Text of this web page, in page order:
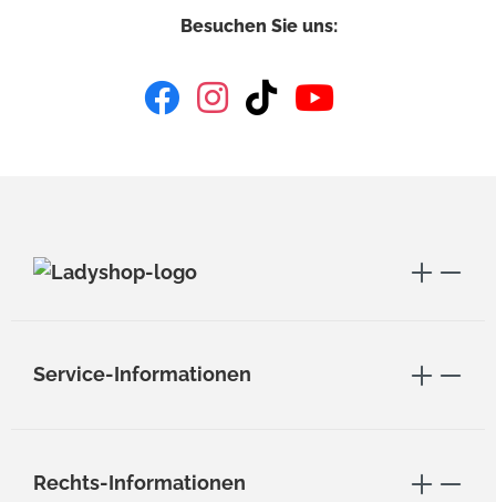
Besuchen Sie uns:
Service-Informationen
Rechts-Informationen